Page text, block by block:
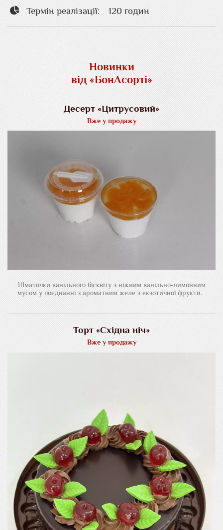
Термін реалізації: 120 годин
Новинки
від «БонАсорті»
Десерт «Цитрусовий»
Вже у продажу
Шматочки ванільного бісквіту з ніжним ванільно-лимонним
мусом у поєднанні з ароматним желе з екзотичної фрукти.
Торт «Східна ніч»
Вже у продажу